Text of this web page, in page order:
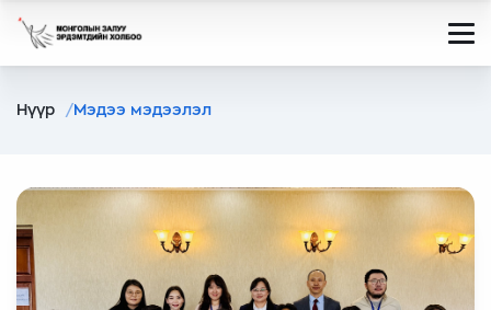
Нүүр Мэдээ мэдээлэл